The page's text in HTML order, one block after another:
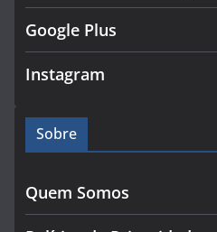
Google Plus
Instagram
Sobre
Quem Somos